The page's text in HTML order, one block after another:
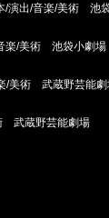
/演出/音楽/美術 池
楽/美術 池袋小劇場
/美術 武蔵野芸能劇
武蔵野芸能劇場